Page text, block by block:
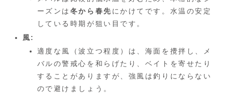
ーズンは 冬から春先 にかけてです。水温の安定
している時期が狙い目です。
風:
適度な風（波立つ程度）は、海面を攪拌し、メ
バルの警戒心を和らげたり、ベイトを寄せたり
することがありますが、強風は釣りにならない
ので避けましょう。